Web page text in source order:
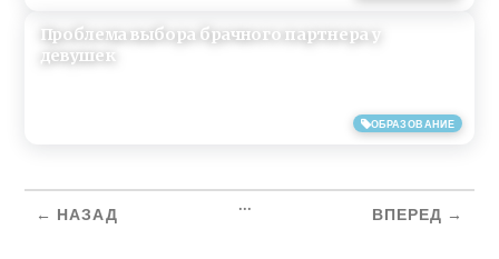
ОБРАЗОВАНИЕ
Проблема выбора брачного партнера у
девушек
← НАЗАД ... ВПЕРЕД →